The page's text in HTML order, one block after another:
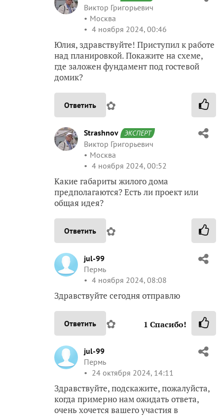
Виктор Григорьевич
Москва
4 ноября 2024, 00:46
Юлия, здравствуйте! Приступил к работе
над планировкой. Покажите на схеме,
где заложен фундамент под гостевой
домик?
Ответить ✿
Strashnov ЭКСПЕРТ
Виктор Григорьевич
Москва
4 ноября 2024, 00:52
Какие габариты жилого дома
предполагаются? Есть ли проект или
общая идея?
Ответить ✿
jul-99
Пермь
4 ноября 2024, 08:08
Здравствуйте сегодня отправлю
Ответить ✿ 1 Спасибо!
jul-99
Пермь
24 октября 2024, 14:11
Здравствуйте, подскажите, пожалуйста,
когда примерно нам ожидать ответа,
очень хочется вашего участия в